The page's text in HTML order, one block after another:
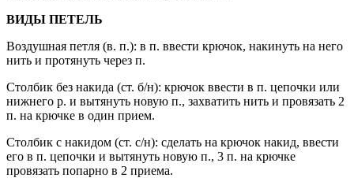
ВИДЫ ПЕТЕЛЬ
Воздушная петля (в. п.): в п. ввести крючок, накинуть на него
нить и протянуть через п.
Столбик без накида (ст. б/н): крючок ввести в п. цепочки или
нижнего р. и вытянуть новую п., захватить нить и провязать 2
п. на крючке в один прием.
Столбик с накидом (ст. с/н): сделать на крючок накид, ввести
его в п. цепочки и вытянуть новую п., 3 п. на крючке
провязать попарно в 2 приема.